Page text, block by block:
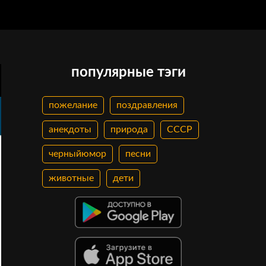
популярные тэги
пожелание поздравления
анекдоты природа СССР
черныйюмор песни
животные дети